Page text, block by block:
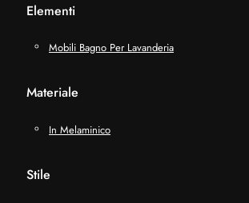
Elementi
Mobili Bagno Per Lavanderia
Materiale
In Melaminico
Stile